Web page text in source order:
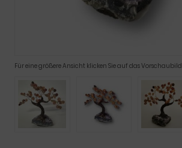
Für eine größere Ansicht klicken Sie auf das Vorschaubild